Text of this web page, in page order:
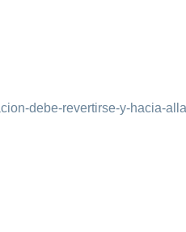
debe-revertirse-y-hacia-